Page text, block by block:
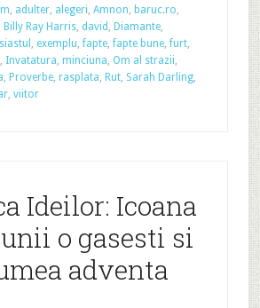
, adulter, alegeri, Amnon, baruc.ro,
Billy Ray Harris, david , Diamante,
, exemplu,fapte,fapte bune,furt,
, Invatatura, minciuna, Om al strazii,
, Proverbe, rasplata, Rut, Sarah Darling,
, viitor
Ideilor: Icoana
o gasesti si
adventa